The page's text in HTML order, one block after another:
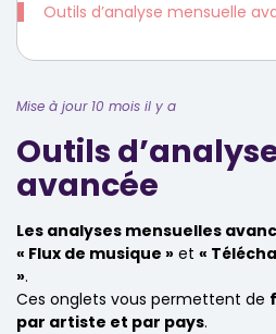
Outils d’analyse mensuelle
Mise à jour 10 mois il y a
Outils
avancée
Les analyses mensuelles
« Flux de musique » et «
».
Ces onglets vous permettent de
par artiste et par pays.